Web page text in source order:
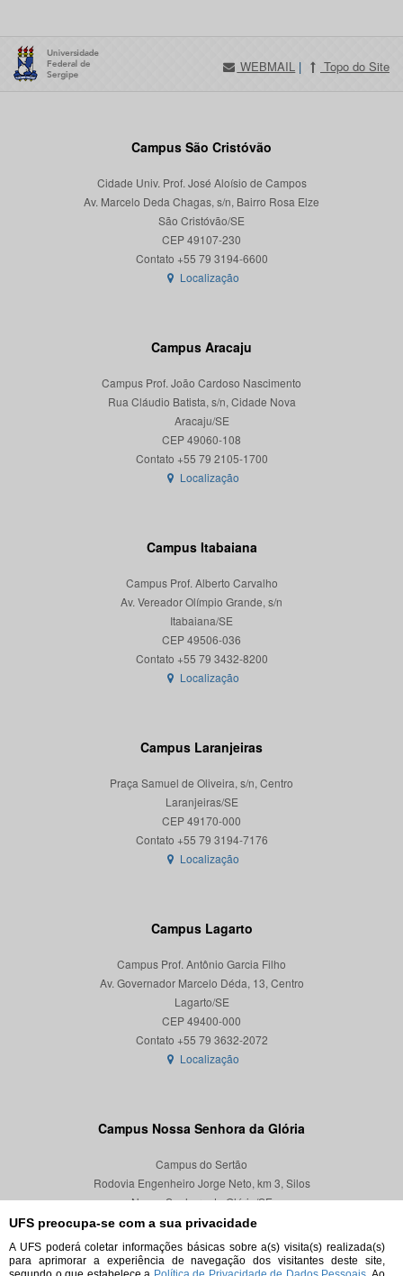
UFS preocupa-se com a sua privacidade
A UFS poderá coletar informações básicas sobre a(s) visita(s) realizada(s)
para aprimorar a experiência de navegação dos visitantes deste site,
WEBMAIL | Topo do Site
Campus São Cristóvão
Cidade Univ. Prof. José Aloísio de Campos
Av. Marcelo Deda Chagas, s/n, Bairro Rosa Elze
São Cristóvão/SE
CEP 49107-230
Localização
Campus Aracaju
Campus Prof. João Cardoso Nascimento
Rua Cláudio Batista, s/n, Cidade Nova
Aracaju/SE
CEP 49060-108
Localização
Campus Itabaiana
Campus Prof. Alberto Carvalho
Av. Vereador Olímpio Grande, s/n
Itabaiana/SE
CEP 49506-036
Localização
Campus Laranjeiras
Praça Samuel de Oliveira, s/n, Centro
Laranjeiras/SE
CEP 49170-000
Localização
Campus Lagarto
Campus Prof. Antônio Garcia Filho
Av. Governador Marcelo Déda, 13, Centro
Lagarto/SE
CEP 49400-000
Localização
Campus Nossa Senhora da Glória
Campus do Sertão
Rodovia Engenheiro Jorge Neto, km 3, Silos
Nossa Senhora da Glória/SE
CEP 49680-000
Localização